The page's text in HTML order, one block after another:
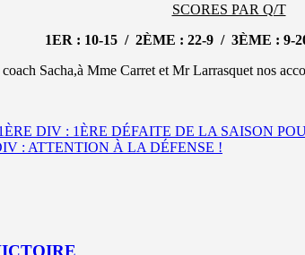
SCORES PAR Q/T
1ER : 10-15 / 2ÈME : 22-9 / 3ÈME : 9-
Sacha,à Mme Carret et Mr Larrasquet nos
DIV : 1ÈRE DÉFAITE DE LA SAISON
: ATTENTION À LA DÉFENSE !